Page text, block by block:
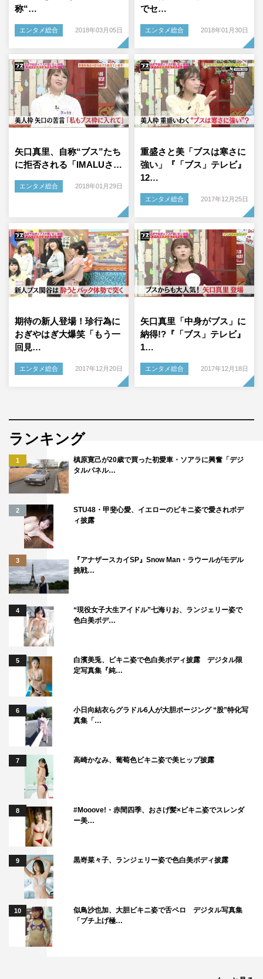
称“…
エンタメ総合 2018年03月05日
でセ…
エンタメ総合 2018年01月30日
矢口真里、自称“ブス”たち
に拒否される「IMALUさ…
エンタメ総合 2018年01月29日
重盛さと美「ブスは寒さに
強い」『「ブス」テレビ』
12…
エンタメ総合 2017年12月25日
期待の新人登場！珍行為に
おぎやはぎ大爆笑「もう一
回見…
エンタメ総合 2017年12月20日
矢口真里「中身がブス」に
納得!?『「ブス」テレビ』
1…
エンタメ総合 2017年12月18日
ランキング
1
槙原寛己が20歳で買った初愛車・ソアラに興奮「デジ
タルパネル…
2
STU48・甲斐心愛、イエローのビキニ姿で愛されボデ
ィ披露
3
『アナザースカイSP』Snow Man・ラウールがモデル
挑戦…
4
“現役女子大生アイドル”七海りお、ランジェリー姿で
色白美ボデ…
5
白濱美兎、ビキニ姿で色白美ボディ披露 デジタル限
定写真集『純…
6
小日向結衣らグラドル6人が大胆ポージング “股”特化写
真集「…
7 高崎かなみ、葡萄色ビキニ姿で美ヒップ披露
8
#Mooove!・赤間四季、おさげ髪×ビキニ姿でスレンダ
ー美…
9 黒嵜菜々子、ランジェリー姿で色白美ボディ披露
10
似鳥沙也加、大胆ビキニ姿で舌ペロ デジタル写真集
「ブチ上げ極…